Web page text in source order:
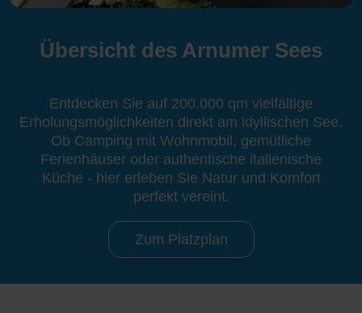
Übersicht des Arnumer Sees
Entdecken Sie auf 200.000 qm vielfältige
Erholungsmöglichkeiten direkt am idyllischen See.
Ob Camping mit Wohnmobil, gemütliche
Ferienhäuser oder authentische italienische
Küche - hier erleben Sie Natur und Komfort
perfekt vereint.
Zum Platzplan